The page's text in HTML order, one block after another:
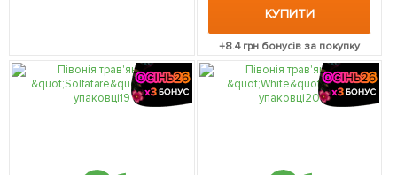
КУПИТИ
+8.4грн бонусів за покупку